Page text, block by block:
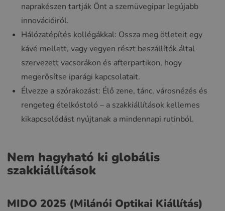
naprakészen tartják Önt a szemüvegipar legújabb
innovációiról.
Hálózatépítés kollégákkal: Ossza meg ötleteit egy
kávé mellett, vagy vegyen részt beszállítók által
szervezett vacsorákon és afterpartikon, hogy
megerősítse iparági kapcsolatait.
Élvezze a szórakozást: Élő zene, tánc, városnézés és
rengeteg ételkóstoló – a szakkiállítások kellemes
kikapcsolódást nyújtanak a mindennapi rutinból.
Nem hagyható ki globális
szakkiállítások
MIDO 2025 (Milánói Optikai Kiállítás)